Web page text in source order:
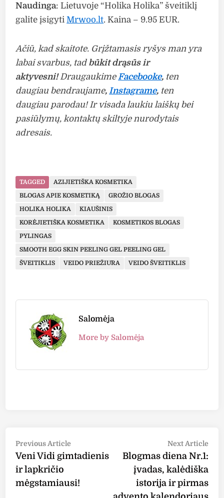
Naudinga: Lietuvoje “Holika Holika” šveitiklį
galite įsigytiMrwoo.lt. Kaina – 9.95 EUR.
Ačiū, kad skaitote. Grįžtamasis ryšys man yra
labai svarbus, tad būkit drąsūs ir
aktyvesni!Draugaukime Facebooke, ten
daugiau bendraujame, Instagrame, ten
daugiau parodau! Ir visada laukiu laiškų bei
pasiūlymų, kontaktų skiltyje nurodytais
adresais.
TAGGED
AZIJIETIŠKA KOSMETIKA
BLOGAS APIE KOSMETIKĄ
GROŽIO BLOGAS
HOLIKA HOLIKA
KIAUŠINIS
KORĖJIETIŠKA KOSMETIKA
KOSMETIKOS BLOGAS
PYLINGAS
SMOOTH EGG SKIN PEELING GEL PEELING GEL
ŠVEITIKLIS
VEIDO PRIEŽIŪRA VEIDO ŠVEITIKLIS
Salomėja
More by Salomėja
Post
navigation
Previous Article
article:
Veni Vidi gimtadienis
ir lapkričio
mėgstamiausi!
Next Article
Blogmas diena Nr.1:
įvadas, kalėdiška
istorija ir pirmas